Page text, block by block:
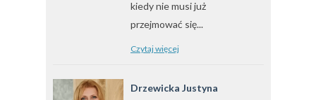
kiedy nie musi już
przejmować się...
Czytaj więcej
Drzewicka Justyna